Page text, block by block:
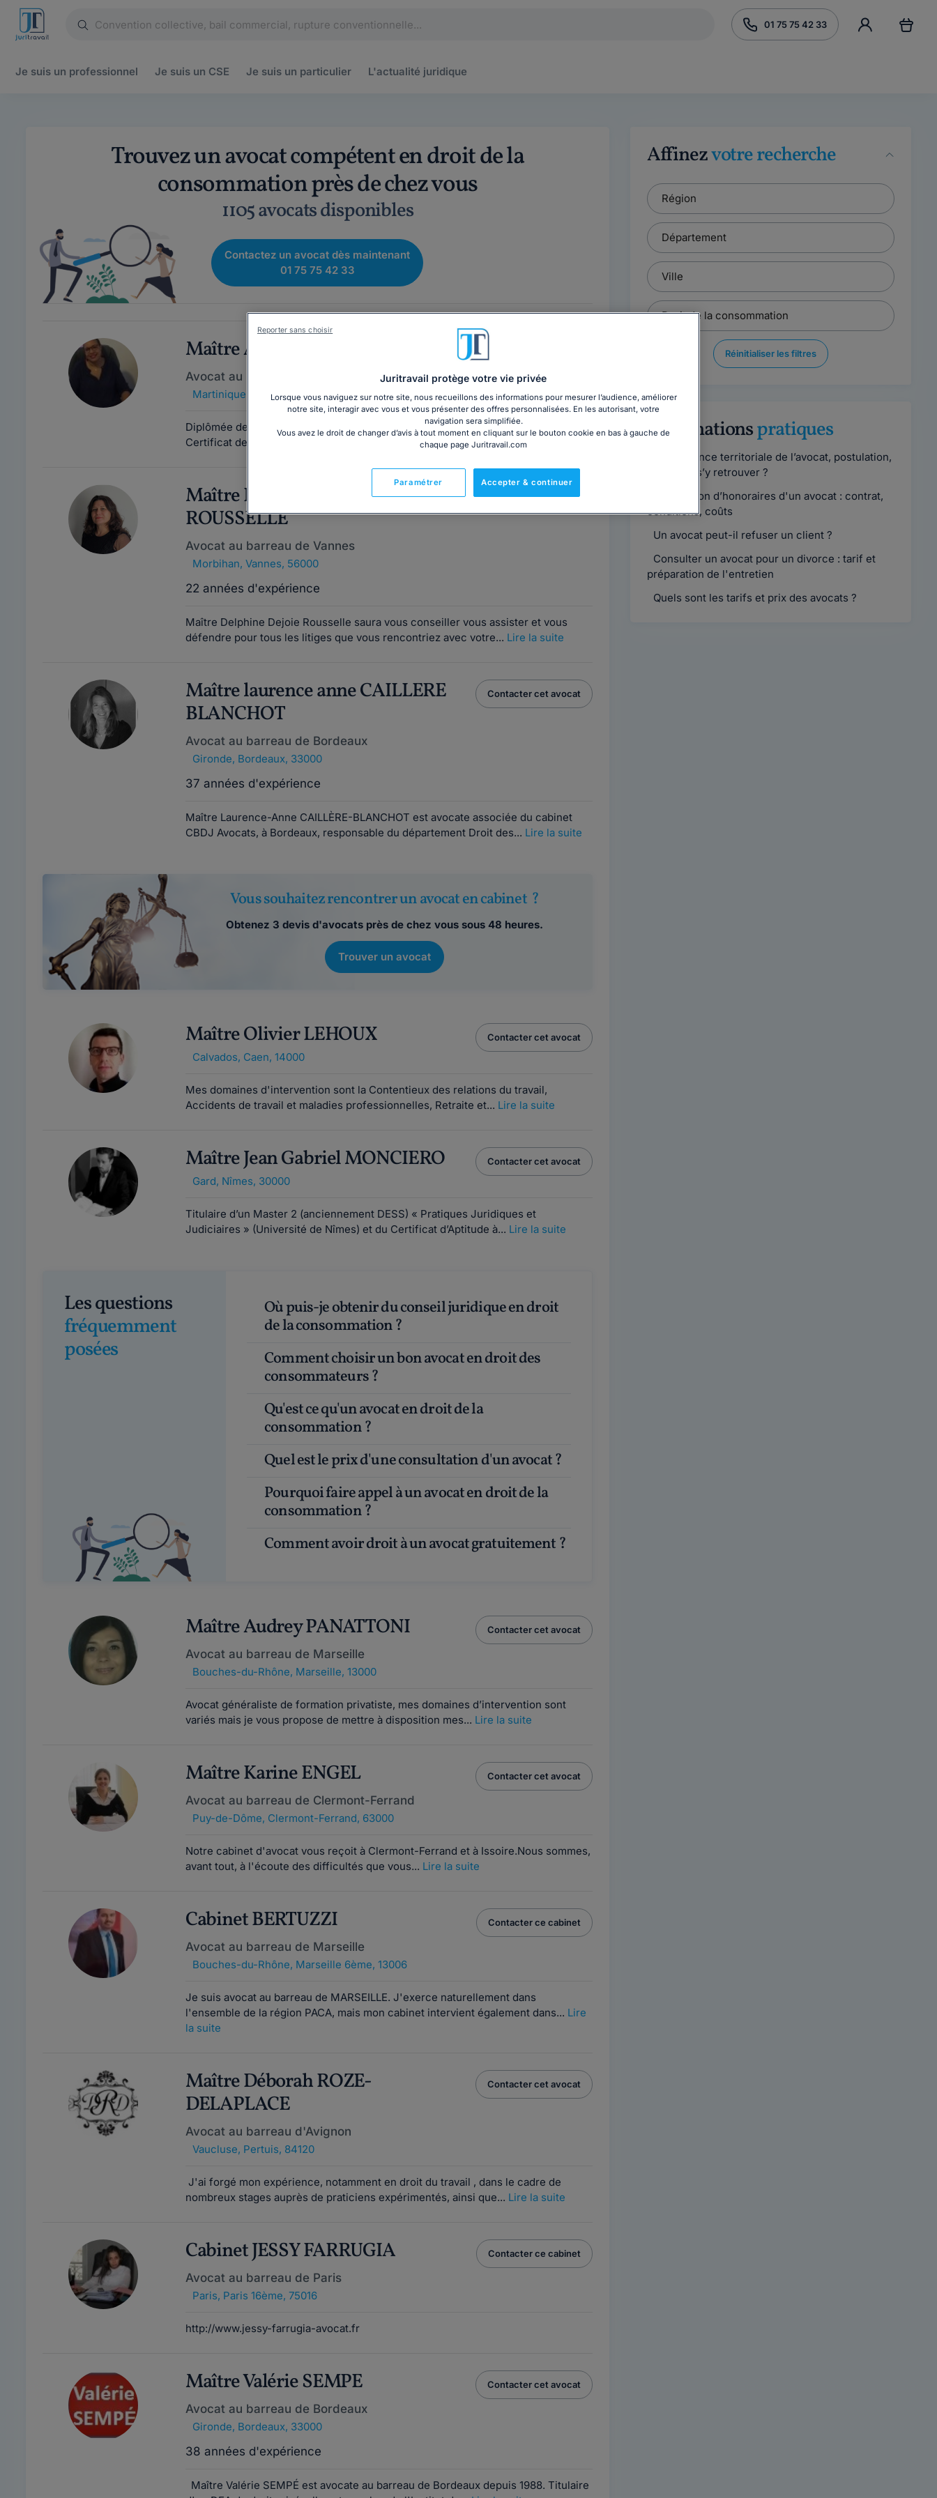
01 75 75 42 33
Je suis un professionnel Je suis un CSE Je suis un particulier L'actualité juridique
Trouvez un avocat compétent en droit de la
consommation près de chez vous
1105 avocats disponibles
Contactez un avocat dès maintenant
01 75 75 42 33
Maître Audrey LISE-CADORÉ
Avocat au barreau d'Agen
Martinique Fort-de-France, 97200
Diplômée de l'université Monstesquieu Bordeaux IV (1er et 2nd cycles de droit,
Certificat de sciences criminelles). Diplômée de...Lire la suite
Maître Delphine DEJOIE-
ROUSSELLE
Avocat au barreau de Vannes
Morbihan, Vannes, 56000
22 années d'expérience
Contacter cet avocat
Maître Delphine Dejoie Rousselle saura vous conseiller vous assister et vous
défendre pour tous les litiges que vous rencontriez avec votre... Lire la suite
Maître laurence anne CAILLERE
BLANCHOT
Avocat au barreau de Bordeaux
Gironde, Bordeaux, 33000
37 années d'expérience
Contacter cet avocat
Maître Laurence-Anne CAILLÈRE-BLANCHOT est avocate associée du cabinet
CBDJ Avocats, à Bordeaux, responsable du département Droit des... Lire la suite
Vous souhaitez rencontrer un avocat en cabinet ?
Obtenez 3 devis d'avocats près de chez vous sous 48 heures.
Trouver un avocat
Maître Olivier LEHOUX
Calvados, Caen, 14000
Contacter cet avocat
Mes domaines d'intervention sont la Contentieux des relations du travail,
Accidents de travail et maladies professionnelles, Retraite et... Lire la suite
Maître Jean Gabriel MONCIERO
Gard, Nîmes, 30000
Contacter cet avocat
Titulaire d’un Master 2 (anciennement DESS) « Pratiques Juridiques et
Judiciaires » (Université de Nîmes) et du Certificat d’Aptitude à... Lire la suite
Les questions
fréquemment
posées
Où puis-je obtenir du conseil juridique en droit
de la consommation ?
Comment choisir un bon avocat en droit des
consommateurs ?
Qu'est ce qu'un avocat en droit de la
consommation ?
Quel est le prix d'une consultation d'un avocat ?
Pourquoi faire appel à un avocat en droit de la
consommation ?
Comment avoir droit à un avocat gratuitement ?
Maître Audrey PANATTONI
Avocat au barreau de Marseille
Bouches-du-Rhône, Marseille, 13000
Contacter cet avocat
Avocat généraliste de formation privatiste, mes domaines d’intervention sont
variés mais je vous propose de mettre à disposition mes... Lire la suite
Maître Karine ENGEL
Avocat au barreau de Clermont-Ferrand
Puy-de-Dôme, Clermont-Ferrand, 63000
Contacter cet avocat
Notre cabinet d'avocat vous reçoit à Clermont-Ferrand et à Issoire.Nous sommes,
avant tout, à l'écoute des difficultés que vous... Lire la suite
Cabinet BERTUZZI
Avocat au barreau de Marseille
Bouches-du-Rhône, Marseille 6ème, 13006
Contacter ce cabinet
Je suis avocat au barreau de MARSEILLE. J'exerce naturellement dans
l'ensemble de la région PACA, mais mon cabinet intervient également dans... Lire
la suite
Maître Déborah ROZE-
DELAPLACE
Avocat au barreau d'Avignon
Vaucluse, Pertuis, 84120
Contacter cet avocat
J'ai forgé mon expérience, notamment en droit du travail , dans le cadre de
nombreux stages auprès de praticiens expérimentés, ainsi que... Lire la suite
Cabinet JESSY FARRUGIA
Avocat au barreau de Paris
Paris, Paris 16ème, 75016
Contacter ce cabinet
http://www.jessy-farrugia-avocat.fr
Maître Valérie SEMPE
Avocat au barreau de Bordeaux
Gironde, Bordeaux, 33000
38 années d'expérience
Contacter cet avocat
Maître Valérie SEMPÉ est avocate au barreau de Bordeaux depuis 1988. Titulaire
Affinezvotre recherche
Réinitialiser les filtres
Informationspratiques
Compétence territoriale de l’avocat, postulation,
comment s’y retrouver ?
Convention d’honoraires d'un avocat : contrat,
conditions, coûts
Un avocat peut-il refuser un client ?
Consulter un avocat pour un divorce : tarif et
préparation de l'entretien
Quels sont les tarifs et prix des avocats ?
Juritravail protège votre vie privée
Lorsque vous naviguez sur notre site, nous recueillons des informations pour mesurer l’audience, améliorer
notre site, interagir avec vous et vous présenter des offres personnalisées. En les autorisant, votre
navigation sera simplifiée.
Vous avez le droit de changer d’avis à tout moment en cliquant sur le bouton cookie en bas à gauche de
chaque page Juritravail.com
Accepter & continuer
Paramétrer
Reporter sans choisir